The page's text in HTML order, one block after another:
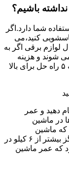
باشیم؟
شما دارد.اگر
کنید،می
لوازم برقی اگر به
شوند و هزینه
تعمیر زیادی را برای شما ایجاد می کنند.در ادامه ۵ راه حل برای بالا
دهید و عمر
در ماشین
ماشین
لباسشویی شما دارای ظرفیت ۶ کیلو است،هرگز بیشتر از ۶ کیلو در
که عمر ماشین